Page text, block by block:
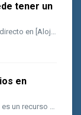
tener un
Puedes editar el status desde el acceso directo en [Alojamientos] o en la página individual del alojamiento, como se muestra en las imágenes a continuación....
en
Duplicar anuncios parecidos o idénticos es un recurso de la Stays que te ayuda a optimizar el registro de unidades con características similares. ⚠️ Import...